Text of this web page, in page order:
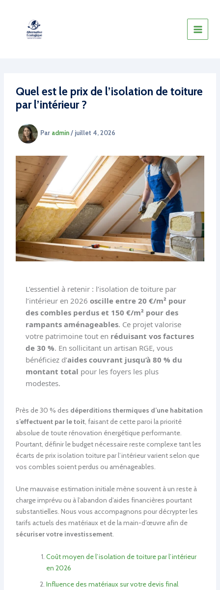
Quel est le prix de l’isolation de toiture
par l’intérieur ?
Par admin/ juillet 4, 2026
L’essentiel à retenir : l’isolation de toiture par
l’intérieur en 2026 oscille entre 20 €/m² pour
des combles perdus et 150 €/m² pour des
rampants aménageables. Ce projet valorise
votre patrimoine tout en réduisant vos factures
de 30 %. En sollicitant un artisan RGE, vous
bénéficiez d’aides couvrant jusqu’à 80 % du
montant total pour les foyers les plus
modestes.
Près de 30 % des déperditions thermiques d’une habitation
s’effectuent par le toit, faisant de cette paroi la priorité
absolue de toute rénovation énergétique performante.
Pourtant, définir le budget nécessaire reste complexe tant les
écarts de prix isolation toiture par l’intérieur varient selon que
vos combles soient perdus ou aménageables.
Une mauvaise estimation initiale mène souvent à un reste à
charge imprévu ou à l’abandon d’aides financières pourtant
substantielles. Nous vous accompagnons pour décrypter les
tarifs actuels des matériaux et de la main-d’œuvre afin de
sécuriser votre investissement.
Coût moyen de l’isolation de toiture par l’intérieur
en 2026
Influence des matériaux sur votre devis final